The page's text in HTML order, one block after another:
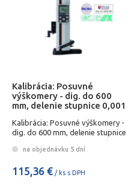
Kalibrácia: Posuvné
výškomery - dig. do 600
mm, delenie stupnice 0,001
Kalibrácia: Posuvné výškomery -
dig. do 600 mm, delenie stupnice
na objednávku 5 dní
115,36 € / ks s DPH